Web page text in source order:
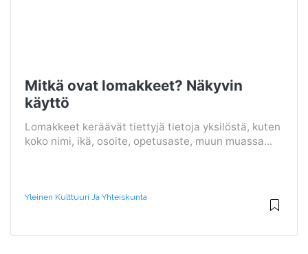
Mitkä ovat lomakkeet? Näkyvin
käyttö
Lomakkeet keräävät tiettyjä tietoja yksilöstä, kuten
koko nimi, ikä, osoite, opetusaste, muun muassa...
Yleinen Kulttuuri Ja Yhteiskunta